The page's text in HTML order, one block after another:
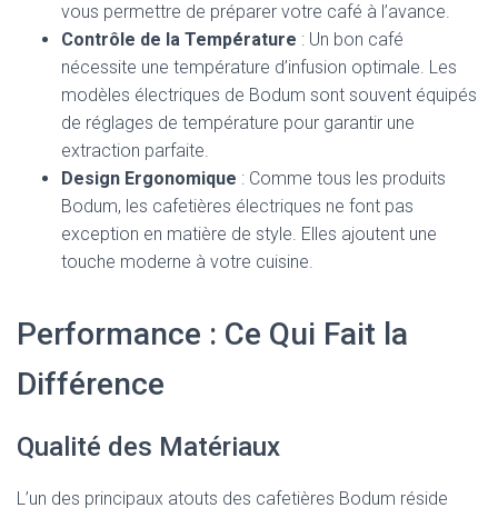
vous permettre de préparer votre café à l’avance.
Contrôle de la Température : Un bon café
nécessite une température d’infusion optimale. Les
modèles électriques de Bodum sont souvent équipés
de réglages de température pour garantir une
extraction parfaite.
Design Ergonomique : Comme tous les produits
Bodum, les cafetières électriques ne font pas
exception en matière de style. Elles ajoutent une
touche moderne à votre cuisine.
Performance : Ce Qui Fait la
Différence
Qualité des Matériaux
L’un des principaux atouts des cafetières Bodum réside